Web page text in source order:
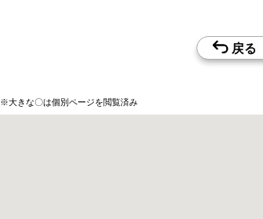
※大きな〇は個別ページを閲覧済み